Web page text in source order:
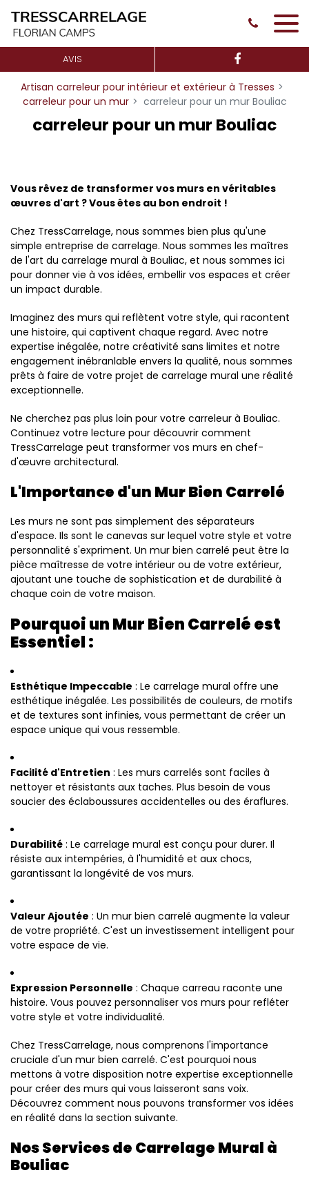
AVIS
Artisan carreleur pour intérieur et extérieur à Tresses
carreleur pour un mur
carreleur pour un mur Bouliac
carreleur pour un mur Bouliac
Vous rêvez de transformer vos murs en véritables
œuvres d'art ? Vous êtes au bon endroit !
Chez TressCarrelage, nous sommes bien plus qu'une
simple entreprise de carrelage. Nous sommes les maîtres
de l'art du carrelage mural à Bouliac, et nous sommes ici
pour donner vie à vos idées, embellir vos espaces et créer
un impact durable.
Imaginez des murs qui reflètent votre style, qui racontent
une histoire, qui captivent chaque regard. Avec notre
expertise inégalée, notre créativité sans limites et notre
engagement inébranlable envers la qualité, nous sommes
prêts à faire de votre projet de carrelage mural une réalité
exceptionnelle.
Ne cherchez pas plus loin pour votre carreleur à Bouliac.
Continuez votre lecture pour découvrir comment
TressCarrelage peut transformer vos murs en chef-
d'œuvre architectural.
L'Importance d'un Mur Bien Carrelé
Les murs ne sont pas simplement des séparateurs
d'espace. Ils sont le canevas sur lequel votre style et votre
personnalité s'expriment. Un mur bien carrelé peut être la
pièce maîtresse de votre intérieur ou de votre extérieur,
ajoutant une touche de sophistication et de durabilité à
chaque coin de votre maison.
Pourquoi un Mur Bien Carrelé est
Essentiel :
Esthétique Impeccable : Le carrelage mural offre une
esthétique inégalée. Les possibilités de couleurs, de motifs
et de textures sont infinies, vous permettant de créer un
espace unique qui vous ressemble.
Facilité d'Entretien : Les murs carrelés sont faciles à
nettoyer et résistants aux taches. Plus besoin de vous
soucier des éclaboussures accidentelles ou des éraflures.
Durabilité : Le carrelage mural est conçu pour durer. Il
résiste aux intempéries, à l'humidité et aux chocs,
garantissant la longévité de vos murs.
Valeur Ajoutée : Un mur bien carrelé augmente la valeur
de votre propriété. C'est un investissement intelligent pour
votre espace de vie.
Expression Personnelle : Chaque carreau raconte une
histoire. Vous pouvez personnaliser vos murs pour refléter
votre style et votre individualité.
Chez TressCarrelage, nous comprenons l'importance
cruciale d'un mur bien carrelé. C'est pourquoi nous
mettons à votre disposition notre expertise exceptionnelle
pour créer des murs qui vous laisseront sans voix.
Découvrez comment nous pouvons transformer vos idées
en réalité dans la section suivante.
Nos Services de Carrelage Mural à
Bouliac